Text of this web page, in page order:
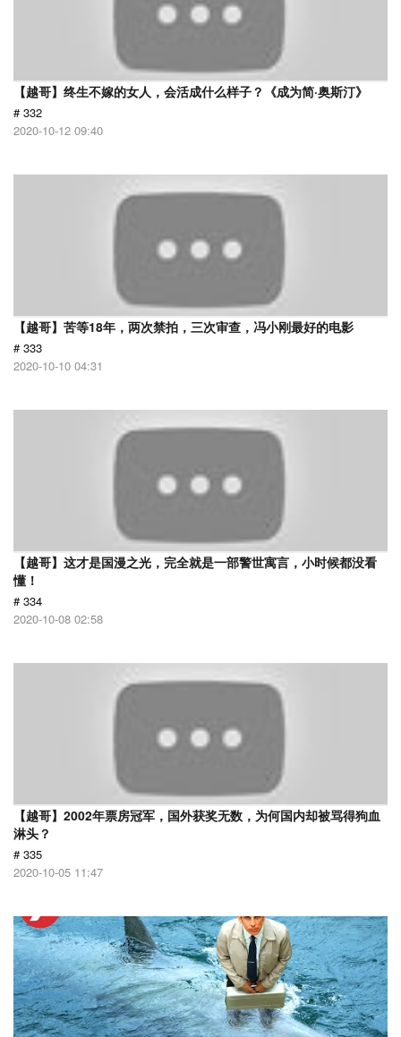
【越哥】终生不嫁的女人，会活成什么样子？《成为简·奥斯汀》
# 332
2020-10-12 09:40
【越哥】苦等18年，两次禁拍，三次审查，冯小刚最好的电影
# 333
2020-10-10 04:31
【越哥】这才是国漫之光，完全就是一部警世寓言，小时候都没看
懂！
# 334
2020-10-08 02:58
【越哥】2002年票房冠军，国外获奖无数，为何国内却被骂得狗血
淋头？
# 335
2020-10-05 11:47